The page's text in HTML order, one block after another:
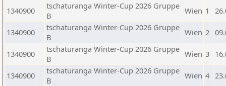
1340900
tschaturanga Winter-Cup 2026 Gruppe
B
Wien 1
1340900
tschaturanga Winter-Cup 2026 Gruppe
B
Wien 2
1340900
tschaturanga Winter-Cup 2026 Gruppe
B
Wien 3
1340900
tschaturanga Winter-Cup 2026 Gruppe
B
Wien 4